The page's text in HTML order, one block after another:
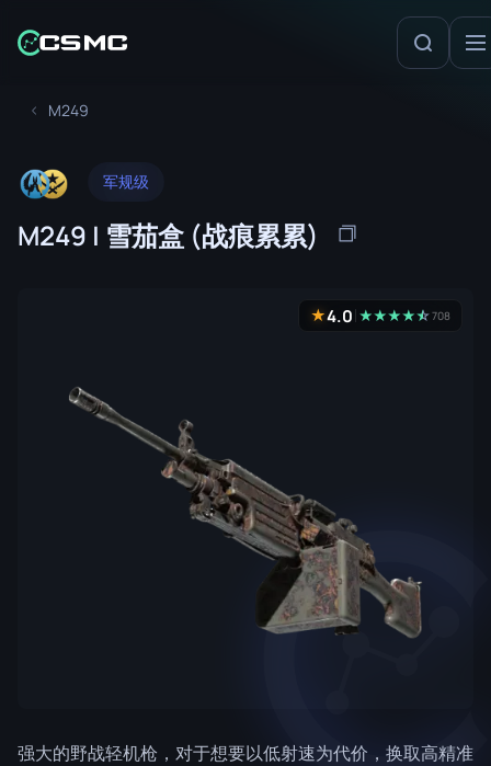
M249
军规级
M249 | 雪茄盒 (战痕累累)
★4.0 ★★★★★
☆708
强大的野战轻机枪，对于想要以低射速为代价，换取高精准